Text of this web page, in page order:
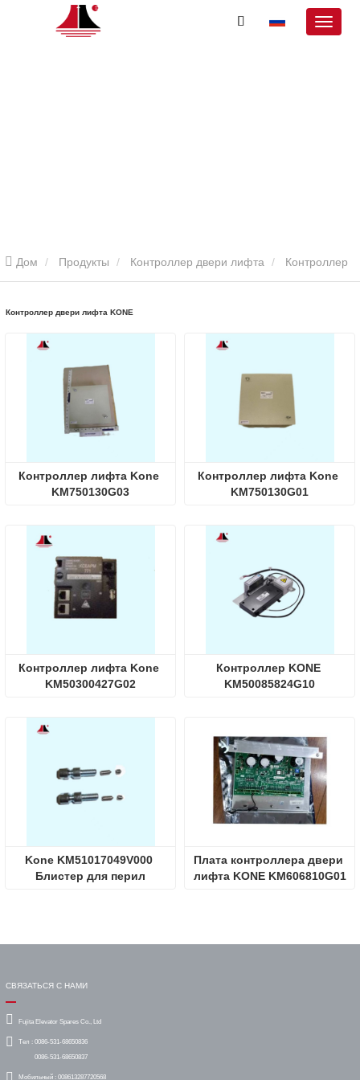
Дом Продукты Контроллер двери лифта
Контроллер двери лифта KONE
Контроллер лифта Kone
KM750130G03
Контроллер лифта Kone
KM750130G01
Контроллер лифта Kone
KM50300427G02
Контроллер KONE
KM50085824G10
Kone KM51017049V000
Блистер для перил
Плата контроллера двери
лифта KONE KM606810G01
СВЯЗАТЬСЯ С НАМИ
Fujita Elevator Spares Co., Ltd
Тел : 0086-531-68650836
0086-531-68650837
Мобильный : 008613287720568